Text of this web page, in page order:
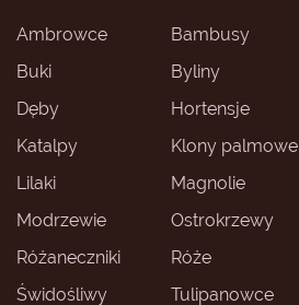
Ambrowce Bambusy
Buki
Byliny
Dęby
Hortensje
Katalpy
Klony palmowe
Lilaki
Magnolie
Modrzewie
Ostrokrzewy
Różaneczniki
Róże
Świdośliwy
Tulipanowce